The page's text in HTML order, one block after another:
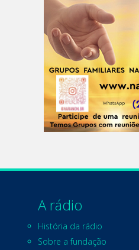
A rádio
História da rádio
Sobre a fundação